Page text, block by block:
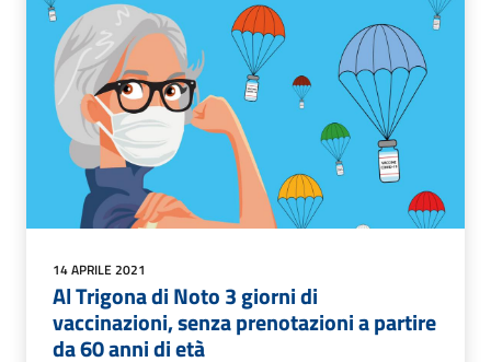
14 APRILE 2021
Al Trigona di Noto 3 giorni di
vaccinazioni, senza prenotazioni a partire
da 60 anni di età